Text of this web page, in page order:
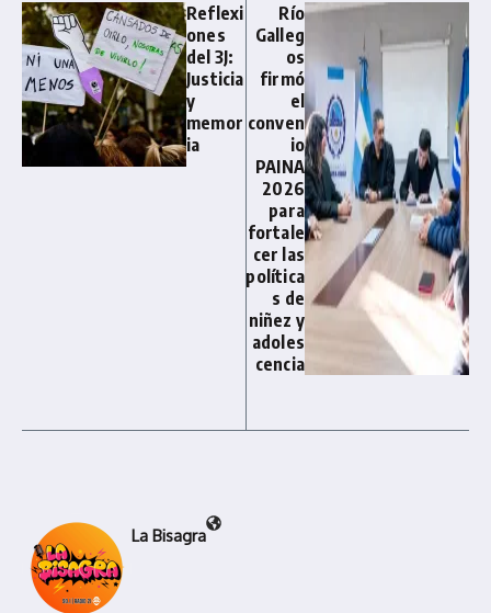
Reflexi
ones
del 3J:
Justicia
y
memor
ia
Río
Galleg
os
firmó
el
conven
io
PAINA
2026
para
fortale
cer las
política
s de
niñez y
adoles
cencia
La Bisagra